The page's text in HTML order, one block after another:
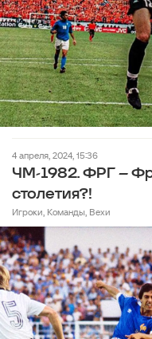
4 апреля, 2024, 15:36
ЧМ-1982. ФРГ –
столетия?!
Игроки, Команды, Вехи